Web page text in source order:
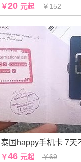
￥20 元起 ￥152
￥46 元起 ￥69